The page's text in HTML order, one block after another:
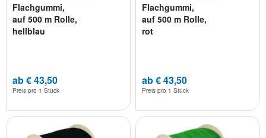
Flachgummi,
auf 500 m Rolle,
hellblau
ab € 43,50
Preis pro 1 Stück
Flachgummi,
auf 500 m Rolle,
rot
ab € 43,50
Preis pro 1 Stück